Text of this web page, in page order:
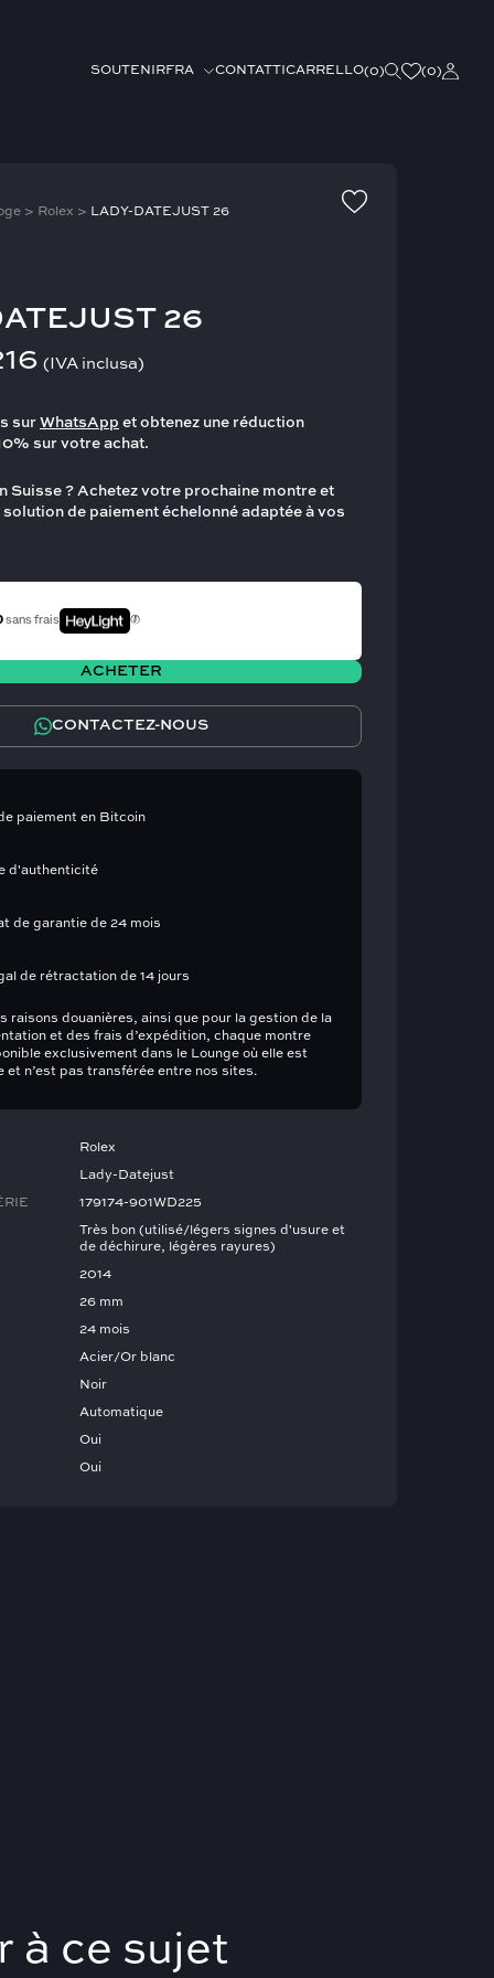
SOUTENIRFRA CONTATTICARRELLO(0) (0)
> Rolex > LADY-DATEJUST 26
26
(IVA inclusa)
sur WhatsApp et obtenez une réduction
sur votre achat.
Suisse ? Achetez votre prochaine montre et
de paiement échelonné adaptée à vos
sans frais
ACHETER
CONTACTEZ-NOUS
paiement en Bitcoin
d'authenticité
de garantie de 24 mois
de rétractation de 14 jours
raisons douanières, ainsi que pour la gestion de la
et des frais d’expédition, chaque montre
exclusivement dans le Lounge où elle est
et n’est pas transférée entre nos sites.
Rolex
Lady-Datejust
179174-901WD225
Très bon (utilisé/légers signes d'usure et
de déchirure, légères rayures)
2014
26 mm
24 mois
Acier/Or blanc
Noir
Automatique
Oui
Oui
à ce sujet